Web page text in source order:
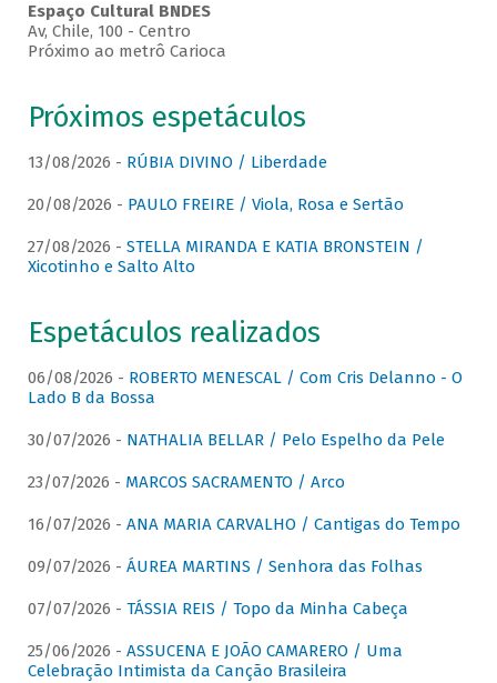
Espaço Cultural BNDES
Av, Chile, 100 - Centro
Próximo ao metrô Carioca
Próximos espetáculos
13/08/2026 - RÚBIA DIVINO / Liberdade
20/08/2026 - PAULO FREIRE / Viola, Rosa e Sertão
27/08/2026 - STELLA MIRANDA E KATIA BRONSTEIN /
Xicotinho e Salto Alto
Espetáculos realizados
06/08/2026 - ROBERTO MENESCAL / Com Cris Delanno - O
Lado B da Bossa
30/07/2026 - NATHALIA BELLAR / Pelo Espelho da Pele
23/07/2026 - MARCOS SACRAMENTO / Arco
16/07/2026 - ANA MARIA CARVALHO / Cantigas do Tempo
09/07/2026 - ÁUREA MARTINS / Senhora das Folhas
07/07/2026 - TÁSSIA REIS / Topo da Minha Cabeça
25/06/2026 - ASSUCENA E JOÃO CAMARERO / Uma
Celebração Intimista da Canção Brasileira